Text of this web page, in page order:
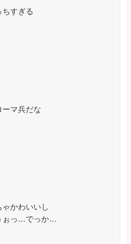
ちすぎる
マ兵だな
かわいいし
ぉっ…でっか…